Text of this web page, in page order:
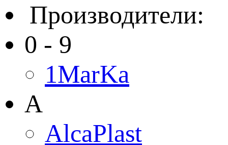
Производители:
0 - 9
1MarKa
A
AlcaPlast